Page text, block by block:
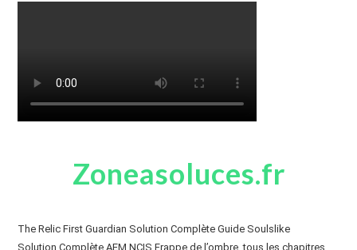
Zoneasoluces.fr
The Relic First Guardian Solution Complète Guide Soulslike
Solution Complète AEM NCIS Frappe de l’ombre, tous les chapitres